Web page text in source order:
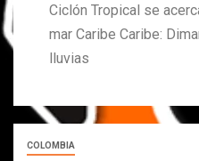
Ciclón Tropical se
mar Caribe Caribe:
lluvias
COLOMBIA